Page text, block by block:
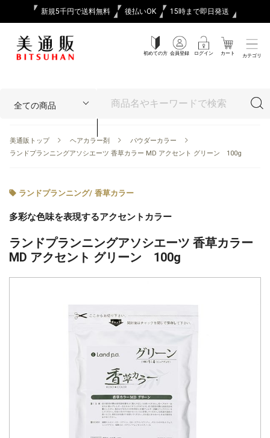
新規5千円で送料無料 後払いOK 15時まで即日発送
初めての方 会員登録 ログイン カート カテゴリ
美通販トップ ヘアカラー剤
パウダーカラー
ランドプランニングアソシエーツ 香草カラー MD アクセント グリーン 100g
ランドプランニング/ 香草カラー
多彩な色味を表現するアクセントカラー
ランドプランニングアソシエーツ 香草カラー
MD アクセント グリーン 100g